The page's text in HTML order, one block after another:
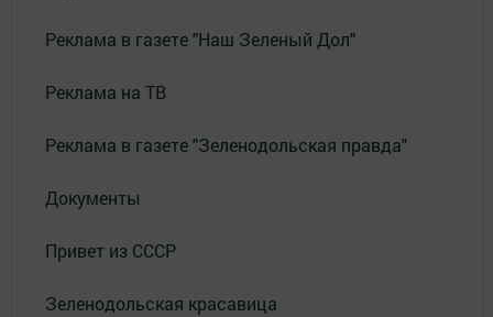
Реклама в газете "Наш Зеленый Дол"
Реклама на ТВ
Реклама в газете "Зеленодольская правда"
Документы
Привет из СССР
Зеленодольская красавица